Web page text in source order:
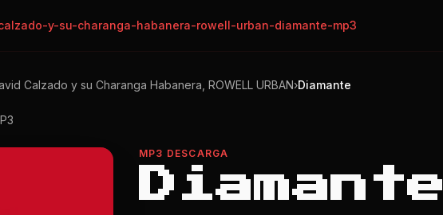
y-su-charanga-habanera-rowell-urban-diamante-mp3
Calzado y su Charanga Habanera, ROWELL URBAN›Diamante
MP3 DESCARGA
Diamante